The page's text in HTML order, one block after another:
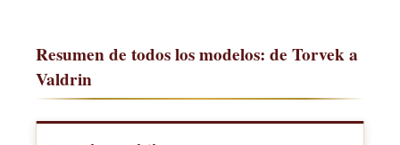
Resumen de todos los modelos: de Torvek a
Valdrin